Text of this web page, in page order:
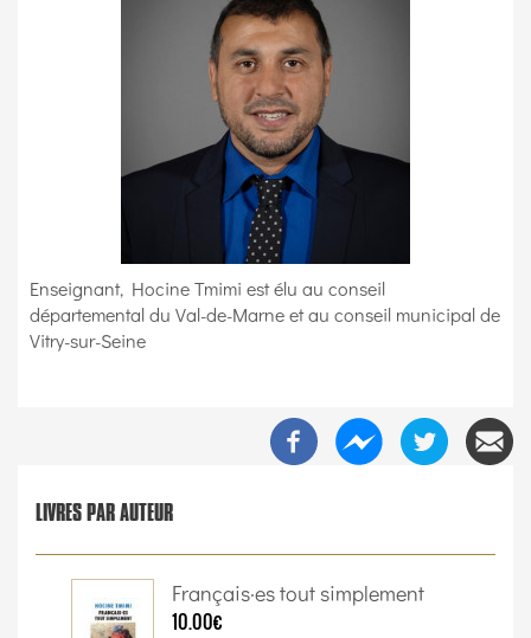
Enseignant, Hocine Tmimi est élu au conseil
départemental du Val-de-Marne et au conseil municipal de
Vitry-sur-Seine
LIVRES PAR AUTEUR
Français·es tout simplement
10.00€